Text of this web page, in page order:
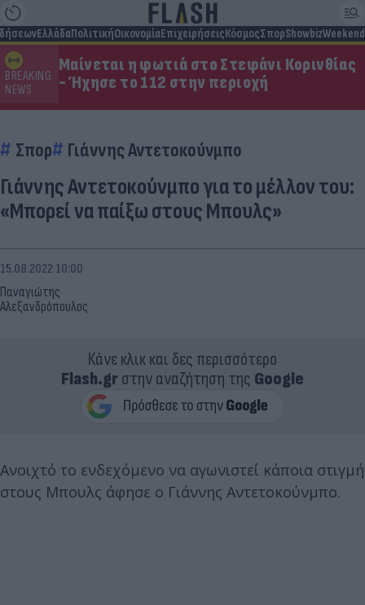
ΕλλάδαΠολιτικήΟικονομίαΕπιχειρήσειςΚόσμοςΣπορShowbizWeekend
BREAKING
NEWS
Μαίνεται η φωτιά στο Στεφάνι Κορινθίας
- Ήχησε το 112 στην περιοχή
Σπορ Γιάννης Αντετοκούνμπο
Γιάννης Αντετοκούνμπο για το μέλλον του:
«Μπορεί να παίξω στους Μπουλς»
Παναγιώτης
Αλεξανδρόπουλος
15.08.2022 10:00
Κάνε κλικ και δες περισσότερο
Flash.grστην αναζήτηση της Google
Ανοιχτό το ενδεχόμενο να αγωνιστεί κάποια στιγμή
στους Μπουλς άφησε ο Γιάννης Αντετοκούνμπο.